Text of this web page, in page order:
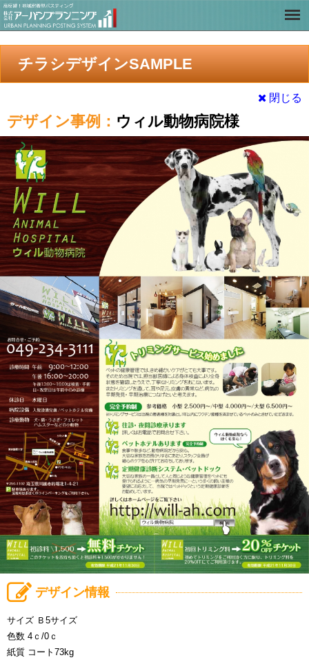
チラシデザインSAMPLE
閉じる
デザイン事例： ウィル動物病院様
デザイン情報
サイズ Ｂ5サイズ
色数 4ｃ/0ｃ
紙質 コート73kg